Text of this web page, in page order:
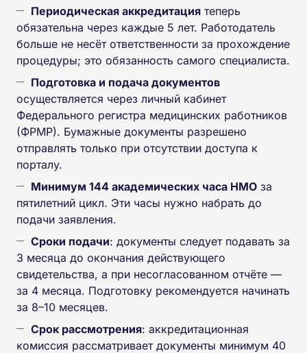
Периодическая аккредитация теперь
обязательна через каждые 5 лет. Работодатель
больше не несёт ответственности за прохождение
процедуры; это обязанность самого специалиста.
Подготовка и подача документов
осуществляется через личный кабинет
Федерального регистра медицинских работников
(ФРМР). Бумажные документы разрешено
отправлять только при отсутствии доступа к
порталу.
Минимум 144 академических часа НМО за
пятилетний цикл. Эти часы нужно набрать до
подачи заявления.
Сроки подачи: документы следует подавать за
3 месяца до окончания действующего
свидетельства, а при несогласованном отчёте —
за 4 месяца. Подготовку рекомендуется начинать
за 8–10 месяцев.
Срок рассмотрения: аккредитационная
комиссия рассматривает документы минимум 40